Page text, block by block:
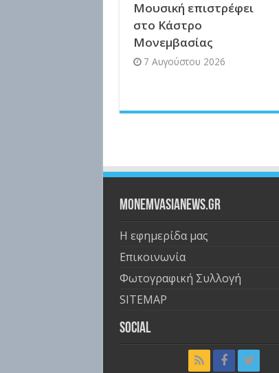
Μουσική επιστρέφει
στο Κάστρο
Μονεμβασίας
7 Αυγούστου 2026
Monemvasianews.gr
Η εφημερίδα μας
Επικοινωνία
Φωτογραφική Συλλογή
SITEMAP
Social